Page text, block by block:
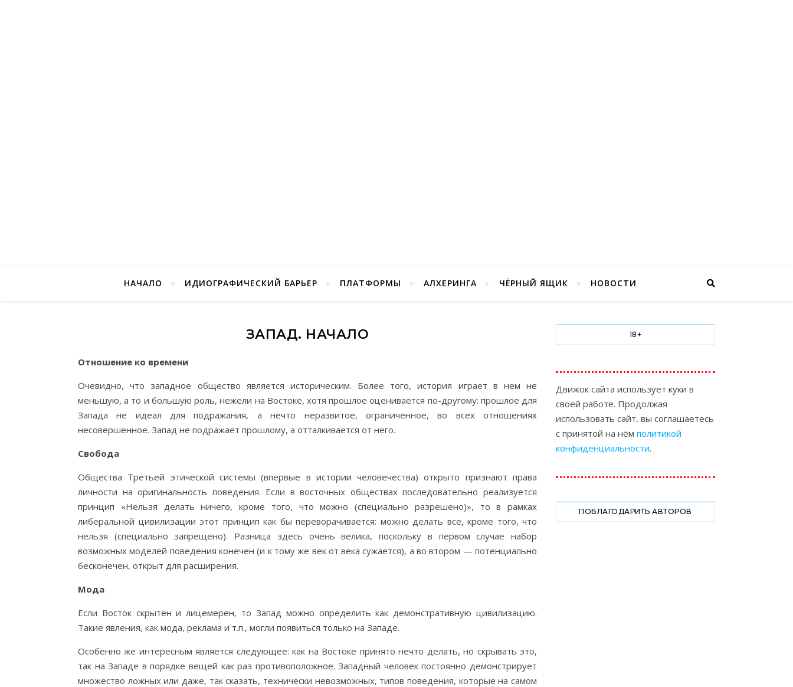
НАЧАЛО ИДИОГРАФИЧЕСКИЙ БАРЬЕР ПЛАТФОРМЫ АЛХЕРИНГА ЧЁРНЫЙ ЯЩИК НОВОСТИ
ЗАПАД. НАЧАЛО
Отношение ко времени
Очевидно, что западное общество является историческим. Более того, история играет в нем не
меньшую, а то и большую роль, нежели на Востоке, хотя прошлое оценивается по-другому: прошлое для
Запада не идеал для подражания, а нечто неразвитое, ограниченное, во всех отношениях
несовершенное. Запад не подражает прошлому, а отталкивается от него.
Свобода
Общества Третьей этической системы (впервые в истории человечества) открыто признают права
личности на оригинальность поведения. Если в восточных обществах последовательно реализуется
принцип «Нельзя делать ничего, кроме того, что можно (специально разрешено)», то в рамках
либеральной цивилизации этот принцип как бы переворачивается: можно делать все, кроме того, что
нельзя (специально запрещено). Разница здесь очень велика, поскольку в первом случае набор
возможных моделей поведения конечен (и к тому же век от века сужается), а во втором — потенциально
бесконечен, открыт для расширения.
Мода
Если Восток скрытен и лицемерен, то Запад можно определить как демонстративную цивилизацию.
Такие явления, как мода, реклама и т.п., могли появиться только на Западе.
Особенно же интересным является следующее: как на Востоке принято нечто делать, но скрывать это,
так на Западе в порядке вещей как раз противоположное. Западный человек постоянно демонстрирует
множество ложных или даже, так сказать, технически невозможных, типов поведения, которые на самом
18+
Движок сайта использует куки в
своей работе. Продолжая
использовать сайт, вы соглашаетесь
с принятой на нём политикой
конфиденциальности.
ПОБЛАГОДАРИТЬ АВТОРОВ